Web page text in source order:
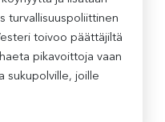
turvallisuuspoliittinen
toivoo päättäjiltä
pikavoittoja vaan
sukupolville, joille